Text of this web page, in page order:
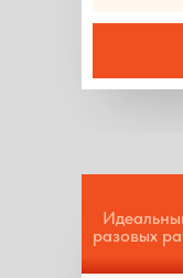
разовых